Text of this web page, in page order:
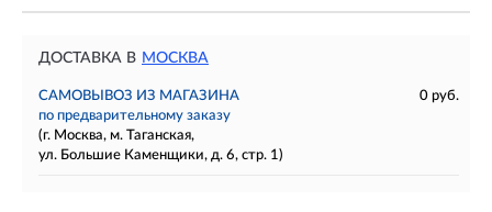
ДОСТАВКА В МОСКВА
САМОВЫВОЗ ИЗ МАГАЗИНА
0 руб.
по предварительному заказу
(г. Москва, м. Таганская,
ул. Большие Каменщики, д. 6, стр. 1)